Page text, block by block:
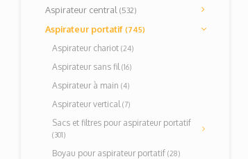
Aspirateur central (532)
Aspirateur portatif (745)
Aspirateur chariot (24)
Aspirateur sans fil(16)
Aspirateur à main (4)
Aspirateur vertical(7)
Sacs et filtres pour aspirateur portatif
(301)
Boyau pour aspirateur portatif (28)